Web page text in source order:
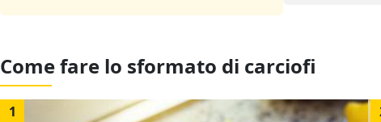
Come fare lo sformato di carciofi
1